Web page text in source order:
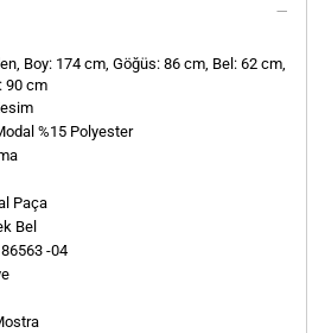
Boy: 174 cm, Göğüs: 86 cm, Bel: 62 cm,
90 cm
%15 Polyester
Paça
Bel
-04